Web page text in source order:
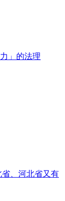
」的法理
、河北省又有